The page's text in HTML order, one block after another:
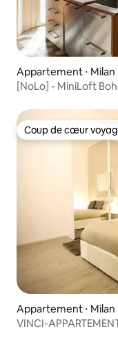
Appartement ⋅ Milan
[NoLo] - MiniLoft
Coup de cœur
Coup de cœur
Appartement ⋅ Milan
VINCI-